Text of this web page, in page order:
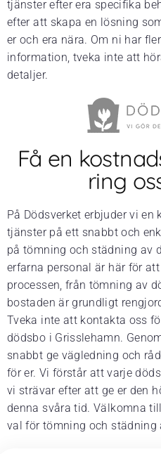
tjänster efter era specifika
efter att skapa en lösning
er och era nära. Om ni har
information, tveka inte att
detaljer.
Få en
ring
På Dödsverket erbjuder vi
tjänster på ett snabbt och
på tömning och städning av
erfarna personal är här för
processen, från tömning av
bostaden är grundligt
Tveka inte att kontakta oss
dödsbo i Grisslehamn.
snabbt ge vägledning och
för er. Vi förstår att varje
vi strävar efter att ge er den
denna svåra tid. Välkomna
val för tömning och städning